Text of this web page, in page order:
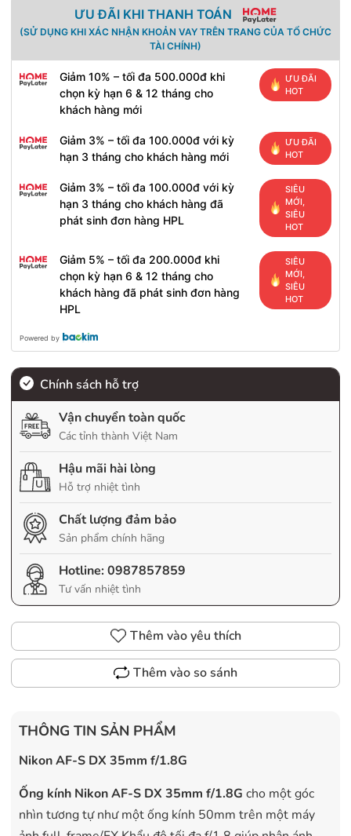
ƯU ĐÃI KHI THANH TOÁN
(SỬ DỤNG KHI XÁC NHẬN KHOẢN VAY TRÊN TRANG CỦA TỔ CHỨC
TÀI CHÍNH)
Giảm 10% – tối đa 500.000đ khi
chọn kỳ hạn 6 & 12 tháng cho
khách hàng mới
ƯU ĐÃI
HOT
Giảm 3% – tối đa 100.000đ với kỳ
hạn 3 tháng cho khách hàng mới
ƯU ĐÃI
HOT
Giảm 3% – tối đa 100.000đ với kỳ
hạn 3 tháng cho khách hàng đã
phát sinh đơn hàng HPL
SIÊU
MỚI,
SIÊU
HOT
Giảm 5% – tối đa 200.000đ khi
chọn kỳ hạn 6 & 12 tháng cho
khách hàng đã phát sinh đơn hàng
HPL
SIÊU
MỚI,
SIÊU
HOT
Powered by
Chính sách hỗ trợ
Vận chuyển toàn quốc
Các tỉnh thành Việt Nam
Hậu mãi hài lòng
Hỗ trợ nhiệt tình
Chất lượng đảm bảo
Sản phẩm chính hãng
Hotline:0987857859
Tư vấn nhiệt tình
Thêm vào yêu thích
Thêm vào so sánh
THÔNG TIN SẢN PHẨM
Nikon AF-S DX 35mm f/1.8G
Ống kính Nikon AF-S DX 35mm f/1.8G cho một góc
nhìn tương tự như một ống kính 50mm trên một máy